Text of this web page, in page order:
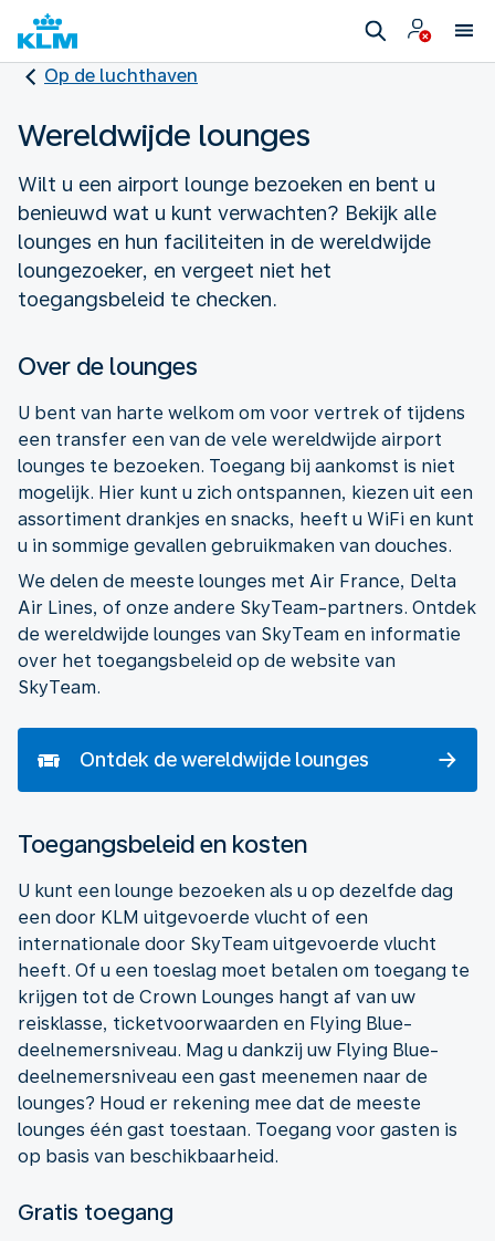
Op de luchthaven
Wereldwijde lounges
Wilt u een airport lounge bezoeken en bent u
benieuwd wat u kunt verwachten? Bekijk alle
lounges en hun faciliteiten in de wereldwijde
loungezoeker, en vergeet niet het
toegangsbeleid te checken.
Over de lounges
U bent van harte welkom om voor vertrek of tijdens
een transfer een van de vele wereldwijde airport
lounges te bezoeken. Toegang bij aankomst is niet
mogelijk. Hier kunt u zich ontspannen, kiezen uit een
assortiment drankjes en snacks, heeft u WiFi en kunt
u in sommige gevallen gebruikmaken van douches.
We delen de meeste lounges met Air France, Delta
Air Lines, of onze andere SkyTeam-partners. Ontdek
de wereldwijde lounges van SkyTeam en informatie
over het toegangsbeleid op de website van
SkyTeam.
Ontdek de wereldwijde lounges
Toegangsbeleid en kosten
U kunt een lounge bezoeken als u op dezelfde dag
een door KLM uitgevoerde vlucht of een
internationale door SkyTeam uitgevoerde vlucht
heeft. Of u een toeslag moet betalen om toegang te
krijgen tot de Crown Lounges hangt af van uw
reisklasse, ticketvoorwaarden en Flying Blue-
deelnemersniveau. Mag u dankzij uw Flying Blue-
deelnemersniveau een gast meenemen naar de
lounges? Houd er rekening mee dat de meeste
lounges één gast toestaan. Toegang voor gasten is
op basis van beschikbaarheid.
Gratis toegang